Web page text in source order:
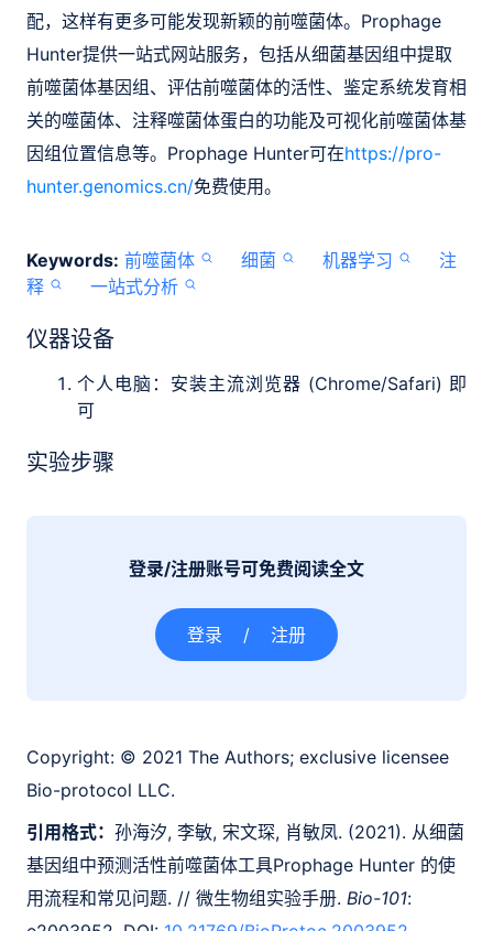
配，这样有更多可能发现新颖的前噬菌体。Prophage
Hunter提供一站式网站服务，包括从细菌基因组中提取
前噬菌体基因组、评估前噬菌体的活性、鉴定系统发育相
关的噬菌体、注释噬菌体蛋白的功能及可视化前噬菌体基
因组位置信息等。Prophage Hunter可在https://pro-
hunter.genomics.cn/免费使用。
Keywords: 前噬菌体 细菌 机器学习
注
释
一站式分析
仪器设备
个人电脑：安装主流浏览器 (Chrome/Safari) 即
可
实验步骤
登录/注册账号可免费阅读全文
登录 / 注册
Copyright: © 2021 The Authors; exclusive licensee
Bio-protocol LLC.
引用格式： 孙海汐, 李敏, 宋文琛, 肖敏凤. (2021). 从细菌
基因组中预测活性前噬菌体工具Prophage Hunter 的使
用流程和常见问题. // 微生物组实验手册. Bio-101: